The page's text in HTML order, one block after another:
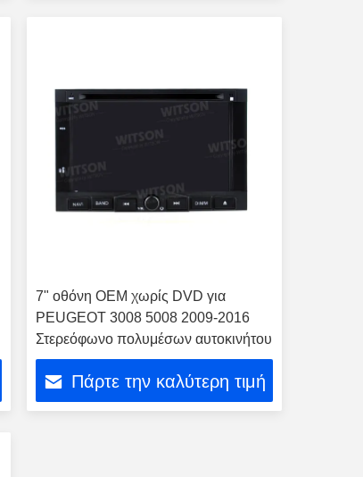
7" οθόνη OEM χωρίς DVD για
PEUGEOT 3008 5008 2009-2016
Στερεόφωνο πολυμέσων αυτοκινήτου
Πάρτε την καλύτερη τιμή